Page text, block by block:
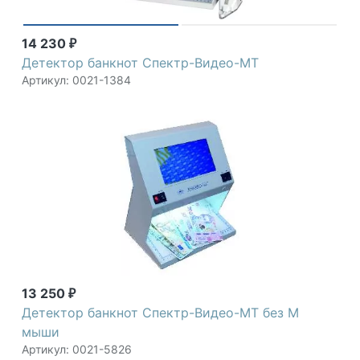
14 230 ₽
Детектор банкнот Спектр-Видео-МТ
Артикул: 0021-1384
13 250 ₽
Детектор банкнот Спектр-Видео-МТ без М
мыши
Артикул: 0021-5826